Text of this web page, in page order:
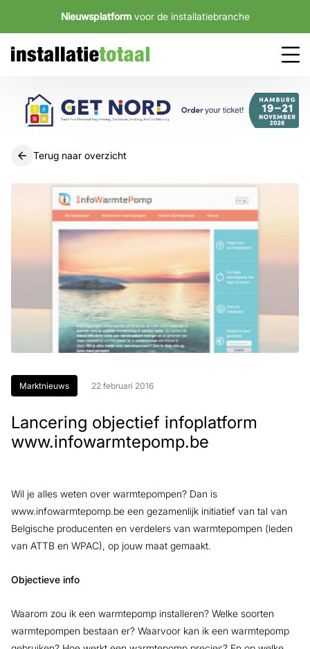
Nieuwsplatform voor de installatiebranche
Terug naar overzicht
Marktnieuws 22 februari 2016
Lancering objectief infoplatform
www.infowarmtepomp.be
Wil je alles weten over warmtepompen? Dan is
www.infowarmtepomp.be een gezamenlijk initiatief van tal van
Belgische producenten en verdelers van warmtepompen (leden
van ATTB en WPAC), op jouw maat gemaakt.
Objectieve info
Waarom zou ik een warmtepomp installeren? Welke soorten
warmtepompen bestaan er? Waarvoor kan ik een warmtepomp